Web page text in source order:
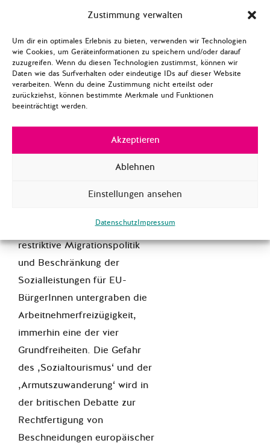
Zustimmung verwalten
Um dir ein optimales Erlebnis zu bieten, verwenden wir Technologien
wie Cookies, um Geräteinformationen zu speichern und/oder darauf
zuzugreifen. Wenn du diesen Technologien zustimmst, können wir
Daten wie das Surfverhalten oder eindeutige IDs auf dieser Website
verarbeiten. Wenn du deine Zustimmung nicht erteilst oder
zurückziehst, können bestimmte Merkmale und Funktionen
beeinträchtigt werden.
Akzeptieren
Ablehnen
Einstellungen ansehen
DatenschutzImpressum
Neue Innengrenzen: Die
Staatsbürgerrechte
Allerdings erschüttert nicht nur
der Zustrom an Flüchtlingen
und die daraus abgeleitete
Grenzen die Grundfeste
Europas. Ebenso bringt die
Großbritanniens das
Inneren ins Wanken. Dessen
restriktive Migrationspolitik
und Beschränkung der
Sozialleistungen für EU-
BürgerInnen untergraben die
Arbeitnehmerfreizügigkeit,
immerhin eine der vier
Grundfreiheiten. Die Gefahr
des ‚Sozialtourismus‘ und der
‚Armutszuwanderung‘ wird in
der britischen Debatte zur
Rechtfertigung von
Beschneidungen europäischer